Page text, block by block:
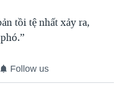
tồi tệ nhất xảy ra,
Follow us